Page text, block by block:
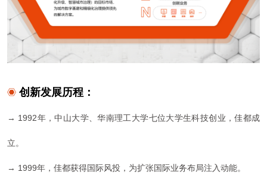
创新发展历程：
→ 1992年，中山大学、华南理工大学七位大学生科技创业，佳都成
立。
→ 1999年，佳都获得国际风投，为扩张国际业务布局注入动能。